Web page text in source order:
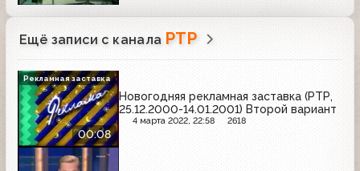
Ещё записи с канала РТР
00:08
Новогодняя рекламная заставка (РТР,
25.12.2000-14.01.2001) Второй вариант
4 марта 2022, 22:58 2618
Рекламная заставка